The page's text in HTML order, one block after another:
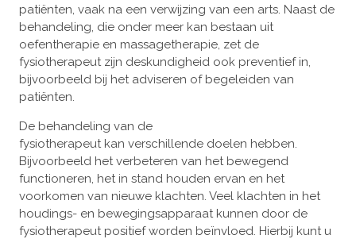
patiënten, vaak na een verwijzing van een arts. Naast de
behandeling, die onder meer kan bestaan uit
oefentherapie en massagetherapie, zet de
fysiotherapeut zijn deskundigheid ook preventief in,
bijvoorbeeld bij het adviseren of begeleiden van
patiënten.
De behandeling van de
fysiotherapeut kan verschillende doelen hebben.
Bijvoorbeeld het verbeteren van het bewegend
functioneren, het in stand houden ervan en het
voorkomen van nieuwe klachten. Veel klachten in het
houdings- en bewegingsapparaat kunnen door de
fysiotherapeut positief worden beïnvloed. Hierbij kunt u